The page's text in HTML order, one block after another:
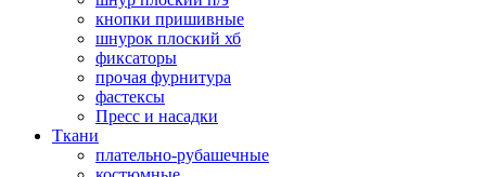
кнопки пришивные
шнурок плоский хб
фиксаторы
прочая фурнитура
фастексы
Пресс и насадки
Ткани
плательно-рубашечные